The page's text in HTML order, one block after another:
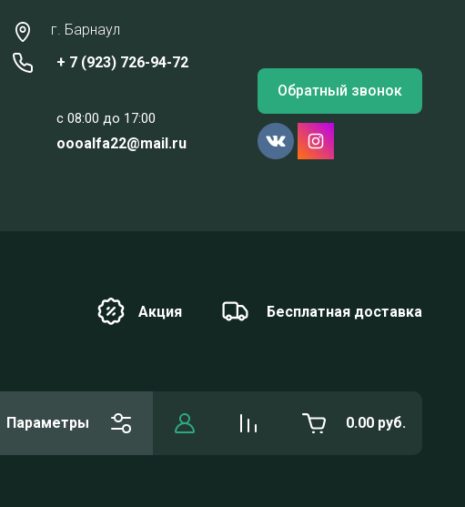
г. Барнаул
+ 7 (923) 726-94-72
c 08:00 до 17:00
oooalfa22@mail.ru
Обратный звонок
Акция Бесплатная доставка
Параметры 0.00 руб.